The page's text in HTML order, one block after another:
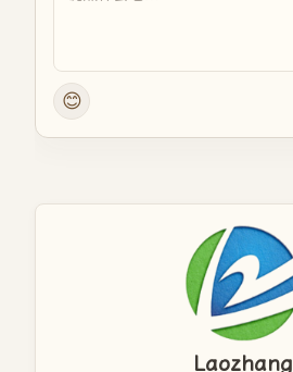
😊
Laozhang